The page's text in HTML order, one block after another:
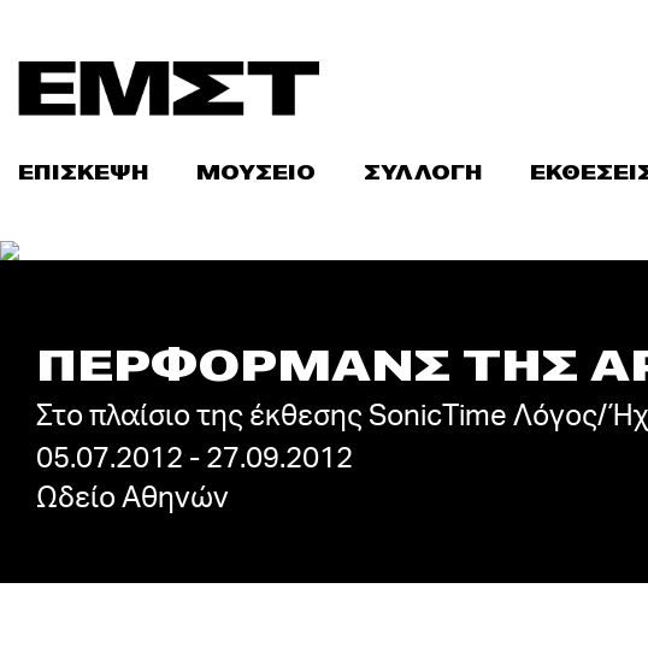
content
ΕΠΙΣΚΕΨΗ ΜΟΥΣΕΙΟ ΣΥΛΛΟΓΗ
ΠΕΡΦΟΡΜΑΝΣ ΤΗΣ
Στο πλαίσιο της έκθεσης SonicTime Λόγος/
05.07.2012 - 27.09.2012
Ωδείο Αθηνών